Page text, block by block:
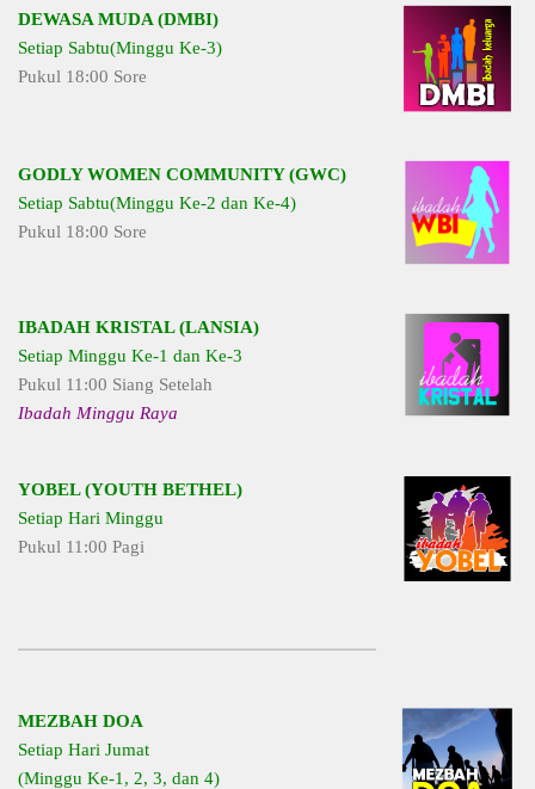
DEWASA MUDA (DMBI)
Setiap Sabtu(Minggu Ke-3)
Pukul 18:00 Sore
GODLY WOMEN COMMUNITY (GWC)
Setiap Sabtu(Minggu Ke-2 dan Ke-4)
Pukul 18:00 Sore
IBADAH KRISTAL (LANSIA)
Setiap Minggu Ke-1 dan Ke-3
Pukul 11:00 Siang Setelah
Ibadah Minggu Raya
YOBEL (YOUTH BETHEL)
Setiap Hari Minggu
Pukul 11:00 Pagi
MEZBAH DOA
Setiap Hari Jumat
(Minggu Ke-1, 2, 3, dan 4)